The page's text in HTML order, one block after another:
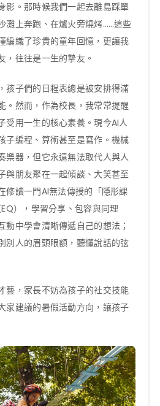
影。那時候我們一起去離島踩單
灘上奔跑、在爐火旁燒烤……這些
編織了珍貴的童年回憶，更讓我
，往往是一生的摯友。
孩子們的日程表總是被安排得滿
。然而，作為校長，我常常提醒
受用一生的核心素養。現今AI人
子編程、算術甚至是寫作。機械
樂器，但它永遠無法取代人與人
與朋友聚在一起傾談、大笑甚至
修讀一門AI無法傳授的「隱形課
），學習分享、包容與同理
動中學會清晰傳遞自己的想法；
別人的眉頭眼額，聽懂說話的弦
藝，家長不妨為孩子的社交技能
家建議的暑假活動方向，讓孩子